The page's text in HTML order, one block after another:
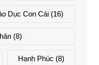
Dục Con Cái(16)
(8)
Hạnh Phúc (8)